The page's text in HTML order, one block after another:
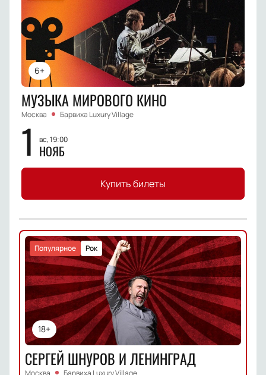
6+
МУЗЫКА МИРОВОГО КИНО
Москва Барвиха Luxury Village
1 вс, 19:00
НОЯБ
Купить билеты
18+
Рок
Популярное
СЕРГЕЙ ШНУРОВ И ЛЕНИНГРАД